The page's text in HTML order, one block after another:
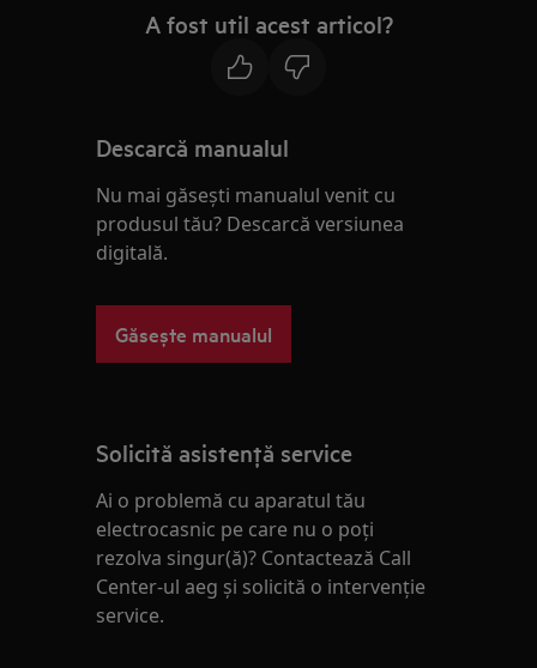
A fost util acest articol?
Descarcă manualul
Nu mai găsești manualul venit cu
produsul tău? Descarcă versiunea
digitală.
Găsește manualul
Solicită asistenţă service
Ai o problemă cu aparatul tău
electrocasnic pe care nu o poţi
rezolva singur(ă)? Contactează Call
Center-ul aeg și solicită o intervenţie
service.